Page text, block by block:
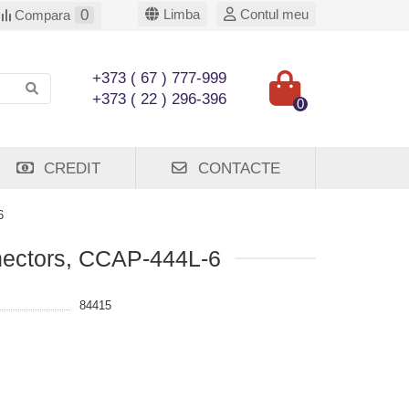
Compara 0 Limba Contul meu
+373 ( 67 ) 777-999
+373 ( 22 ) 296-396
0
CREDIT CONTACTE
CCAP-444L-6
84415